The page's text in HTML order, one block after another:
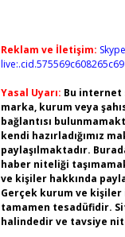
Reklam ve İletişim:
live:.cid.575569c608265c69
Yasal Uyarı: Bu internet
marka, kurum veya
bağlantısı
kendi hazırladığımız
paylaşılmaktadır.
haber niteliği
ve kişiler hakkında
Gerçek kurum ve
tamamen tesadüfidir.
halindedir ve tavsiye